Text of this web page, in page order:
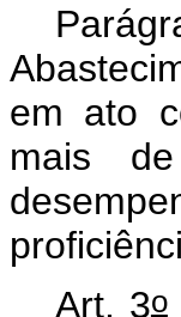
em ato
mais
Art. 3o